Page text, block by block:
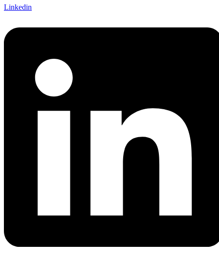
Linkedin